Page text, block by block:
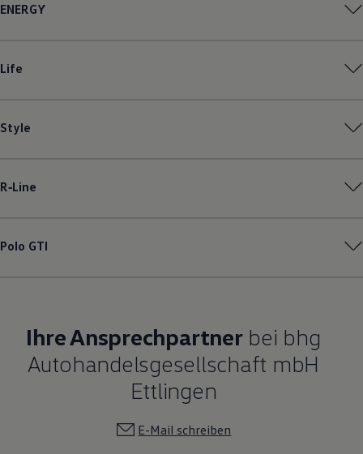
ENERGY
Life
Style
R‑Line
Polo GTI
Ihre Ansprechpartnerbei bhg
Autohandelsgesellschaft mbH
Ettlingen
E-Mail schreiben